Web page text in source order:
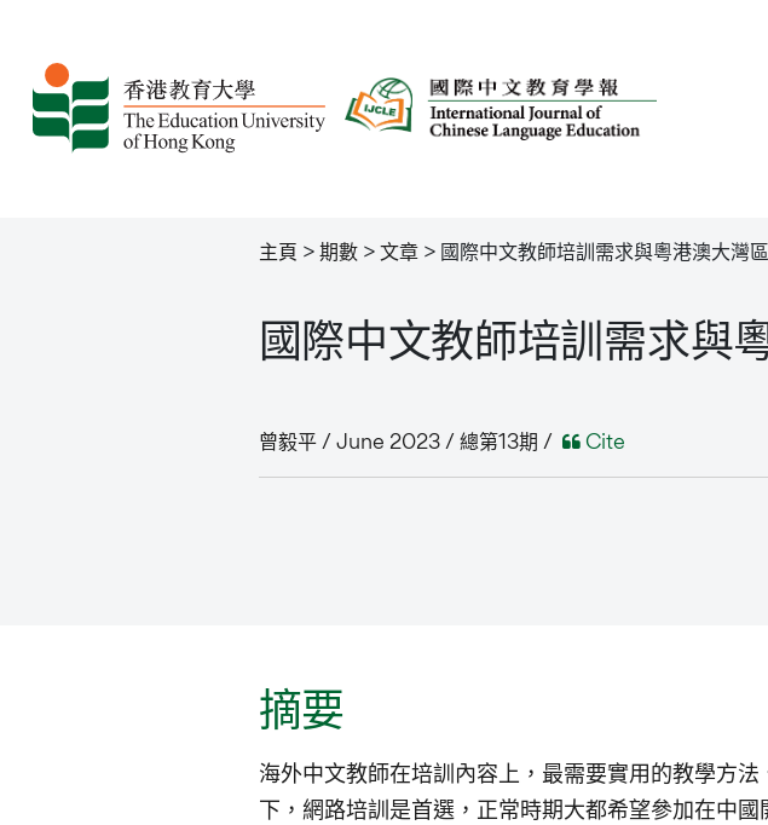
主頁 >期數>文章> 國際中文教師培訓需求與粵港澳大灣
國際中文教師培訓需求與
曾毅平 / June 2023 / 總第13期 / Cite
摘要
海外中文教師在培訓內容上，最需要實用的教學方
下，網路培訓是首選，正常時期大都希望參加在中